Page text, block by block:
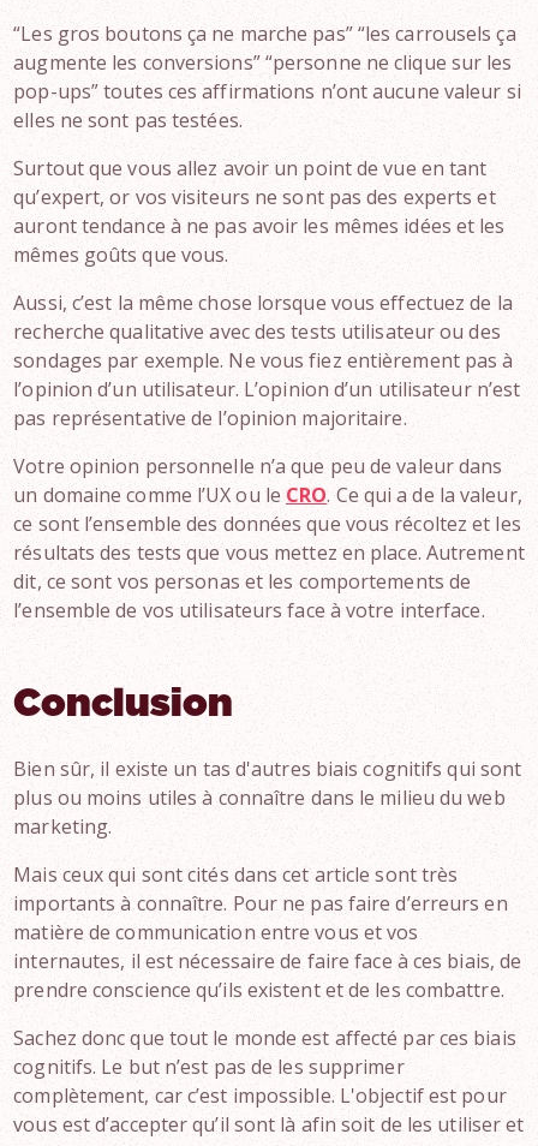
“Les gros boutons ça ne marche pas” “les carrousels ça
augmente les conversions” “personne ne clique sur les
pop-ups” toutes ces affirmations n’ont aucune valeur si
elles ne sont pas testées.
Surtout que vous allez avoir un point de vue en tant
qu’expert, or vos visiteurs ne sont pas des experts et
auront tendance à ne pas avoir les mêmes idées et les
mêmes goûts que vous.
Aussi, c’est la même chose lorsque vous effectuez de la
recherche qualitative avec des tests utilisateur ou des
sondages par exemple. Ne vous fiez entièrement pas à
l’opinion d’un utilisateur. L’opinion d’un utilisateur n’est
pas représentative de l’opinion majoritaire.
Votre opinion personnelle n’a que peu de valeur dans
un domaine comme l’UX ou le CRO. Ce qui a de la valeur,
ce sont l’ensemble des données que vous récoltez et les
résultats des tests que vous mettez en place. Autrement
dit, ce sont vos personas et les comportements de
l’ensemble de vos utilisateurs face à votre interface.
Conclusion
Bien sûr, il existe un tas d'autres biais cognitifs qui sont
plus ou moins utiles à connaître dans le milieu du web
marketing.
Mais ceux qui sont cités dans cet article sont très
importants à connaître. Pour ne pas faire d’erreurs en
matière de communication entre vous et vos
internautes, il est nécessaire de faire face à ces biais, de
prendre conscience qu’ils existent et de les combattre.
Sachez donc que tout le monde est affecté par ces biais
cognitifs. Le but n’est pas de les supprimer
complètement, car c’est impossible. L'objectif est pour
vous est d’accepter qu’il sont là afin soit de les utiliser et